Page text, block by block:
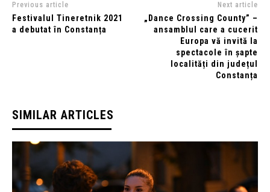
Previous article
Festivalul Tineretnik 2021
a debutat în Constanța
Next article
„Dance Crossing County” –
ansamblul care a cucerit
Europa vă invită la
spectacole în șapte
localități din județul
Constanța
SIMILAR ARTICLES